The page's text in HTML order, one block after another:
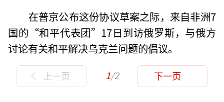
在普京公布这份协议草案之际，来自非洲7
国的“和平代表团”17日到访俄罗斯，与俄方
讨论有关和平解决乌克兰问题的倡议。
上一页 1/2 下一页